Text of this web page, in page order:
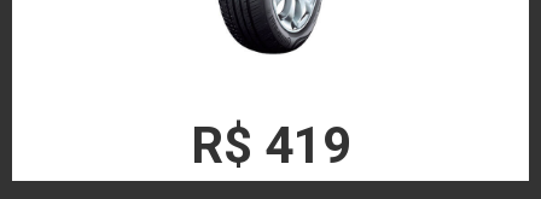
R$ 419